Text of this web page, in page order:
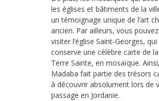
les églises et bâtiments de la
un témoignage unique de l’art
ancien. Par ailleurs, vous pouvez
visiter l’église Saint-Georges, qui
conserve une célèbre carte de la
Terre Sainte, en mosaïque. Ainsi,
Madaba fait partie des trésors
à découvrir absolument lors de
passage en Jordanie.